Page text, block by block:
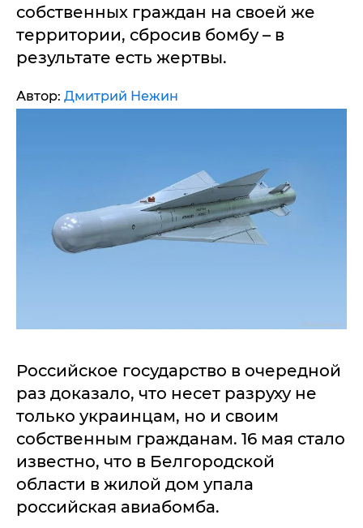
собственных граждан на своей же
территории, сбросив бомбу – в
результате есть жертвы.
Автор: Дмитрий Нежин
Российское государство в очередной
раз доказало, что несет разруху не
только украинцам, но и своим
собственным гражданам. 16 мая стало
известно, что в Белгородской
области в жилой дом упала
российская авиабомба.